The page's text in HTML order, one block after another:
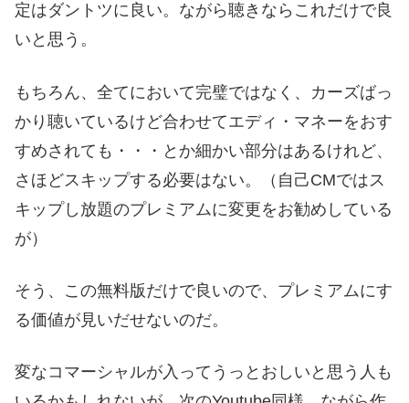
定はダントツに良い。ながら聴きならこれだけで良
いと思う。
もちろん、全てにおいて完璧ではなく、カーズばっ
かり聴いているけど合わせてエディ・マネーをおす
すめされても・・・とか細かい部分はあるけれど、
さほどスキップする必要はない。（自己CMではス
キップし放題のプレミアムに変更をお勧めしている
が）
そう、この無料版だけで良いので、プレミアムにす
る価値が見いだせないのだ。
変なコマーシャルが入ってうっとおしいと思う人も